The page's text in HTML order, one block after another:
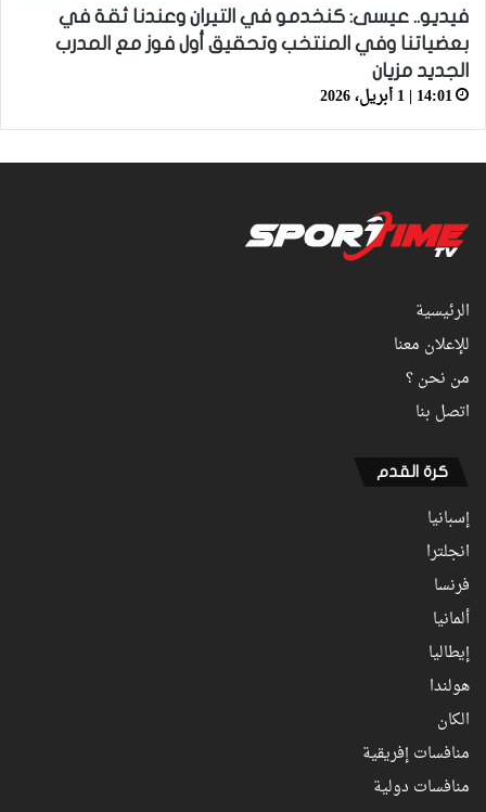
فيديو.. عيسى: كنخدمو في التيران وعندنا ثقة في
بعضياتنا وفي المنتخب وتحقيق أول فوز مع المدرب
الجديد مزيان
14:01 | 1 أبريل، 2026
الرئيسية
للإعلان معنا
من نحن ؟
اتصل بنا
كرة القدم
إسبانيا
انجلترا
فرنسا
ألمانيا
إيطاليا
هولندا
الكان
منافسات إفريقية
منافسات دولية